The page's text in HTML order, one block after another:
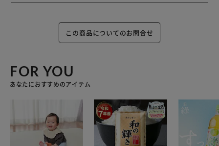
この商品についてのお問合せ
FOR YOU
あなたにおすすめのアイテム